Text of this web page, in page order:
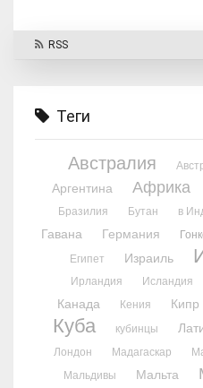
RSS
Теги
Австралия
Аргентина Африка
Бразилия
Бутан в
Гавана
Германия
Египет Израиль
Ирландия Исландия
Канада
Кения Кипр
Куба кубинцы
Лондон
Мадагаскар
Мальдивы Мальта